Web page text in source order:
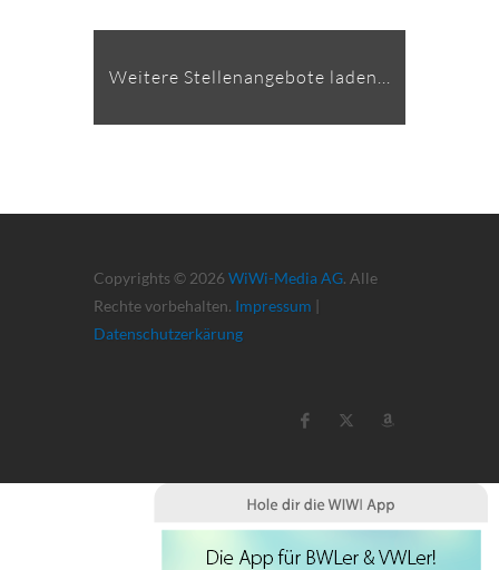
Weitere Stellenangebote laden...
Copyrights © 2026 WiWi-Media AG. Alle
Rechte vorbehalten. Impressum |
Datenschutzerkärung